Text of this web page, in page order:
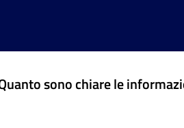
sono chiare le